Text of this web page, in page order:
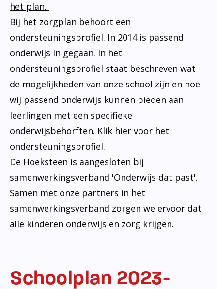
het plan.
Bij het zorgplan behoort een
ondersteuningsprofiel. In 2014 is passend
onderwijs in gegaan. In het
ondersteuningsprofiel staat beschreven wat
de mogelijkheden van onze school zijn en hoe
wij passend onderwijs kunnen bieden aan
leerlingen met een specifieke
onderwijsbehorften. Klik hier voor het
ondersteuningsprofiel.
De Hoeksteen is aangesloten bij
samenwerkingsverband 'Onderwijs dat past'.
Samen met onze partners in het
samenwerkingsverband zorgen we ervoor dat
alle kinderen onderwijs en zorg krijgen.
Schoolplan 2023-